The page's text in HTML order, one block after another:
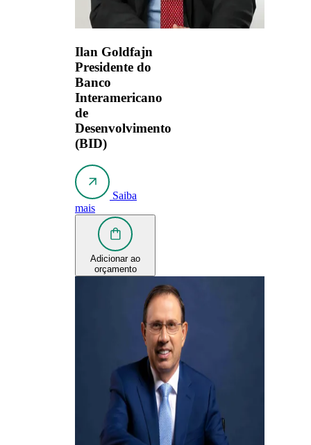
Ilan Goldfajn
Presidente do
Banco
Interamericano
de
Desenvolvimento
(BID)
Saiba
mais
Adicionar ao
orçamento